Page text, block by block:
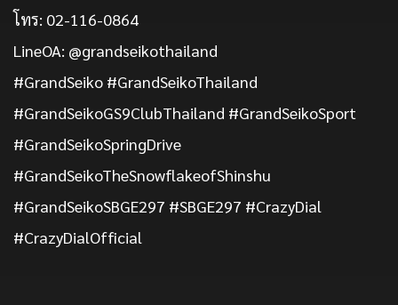
โทร: 02-116-0864
LineOA: @grandseikothailand
#GrandSeiko #GrandSeikoThailand
#GrandSeikoGS9ClubThailand #GrandSeikoSport
#GrandSeikoSpringDrive
#GrandSeikoTheSnowflakeofShinshu
#GrandSeikoSBGE297 #SBGE297 #CrazyDial
#CrazyDialOfficial